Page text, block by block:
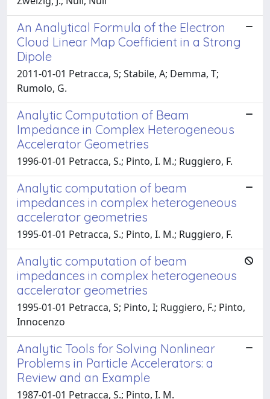
An Analytical Formula of the Electron
Cloud Linear Map Coefficient in a Strong
Dipole
2011-01-01 Petracca, S; Stabile, A; Demma, T;
Rumolo, G.
Analytic Computation of Beam
Impedance in Complex Heterogeneous
Accelerator Geometries
1996-01-01 Petracca, S.; Pinto, I. M.; Ruggiero, F.
Analytic computation of beam
impedances in complex heterogeneous
accelerator geometries
1995-01-01 Petracca, S.; Pinto, I. M.; Ruggiero, F.
Analytic computation of beam
impedances in complex heterogeneous
accelerator geometries
1995-01-01 Petracca, S; Pinto, I; Ruggiero, F.; Pinto,
Innocenzo
Analytic Tools for Solving Nonlinear
Problems in Particle Accelerators: a
Review and an Example
1987-01-01 Petracca, S.; Pinto, I. M.